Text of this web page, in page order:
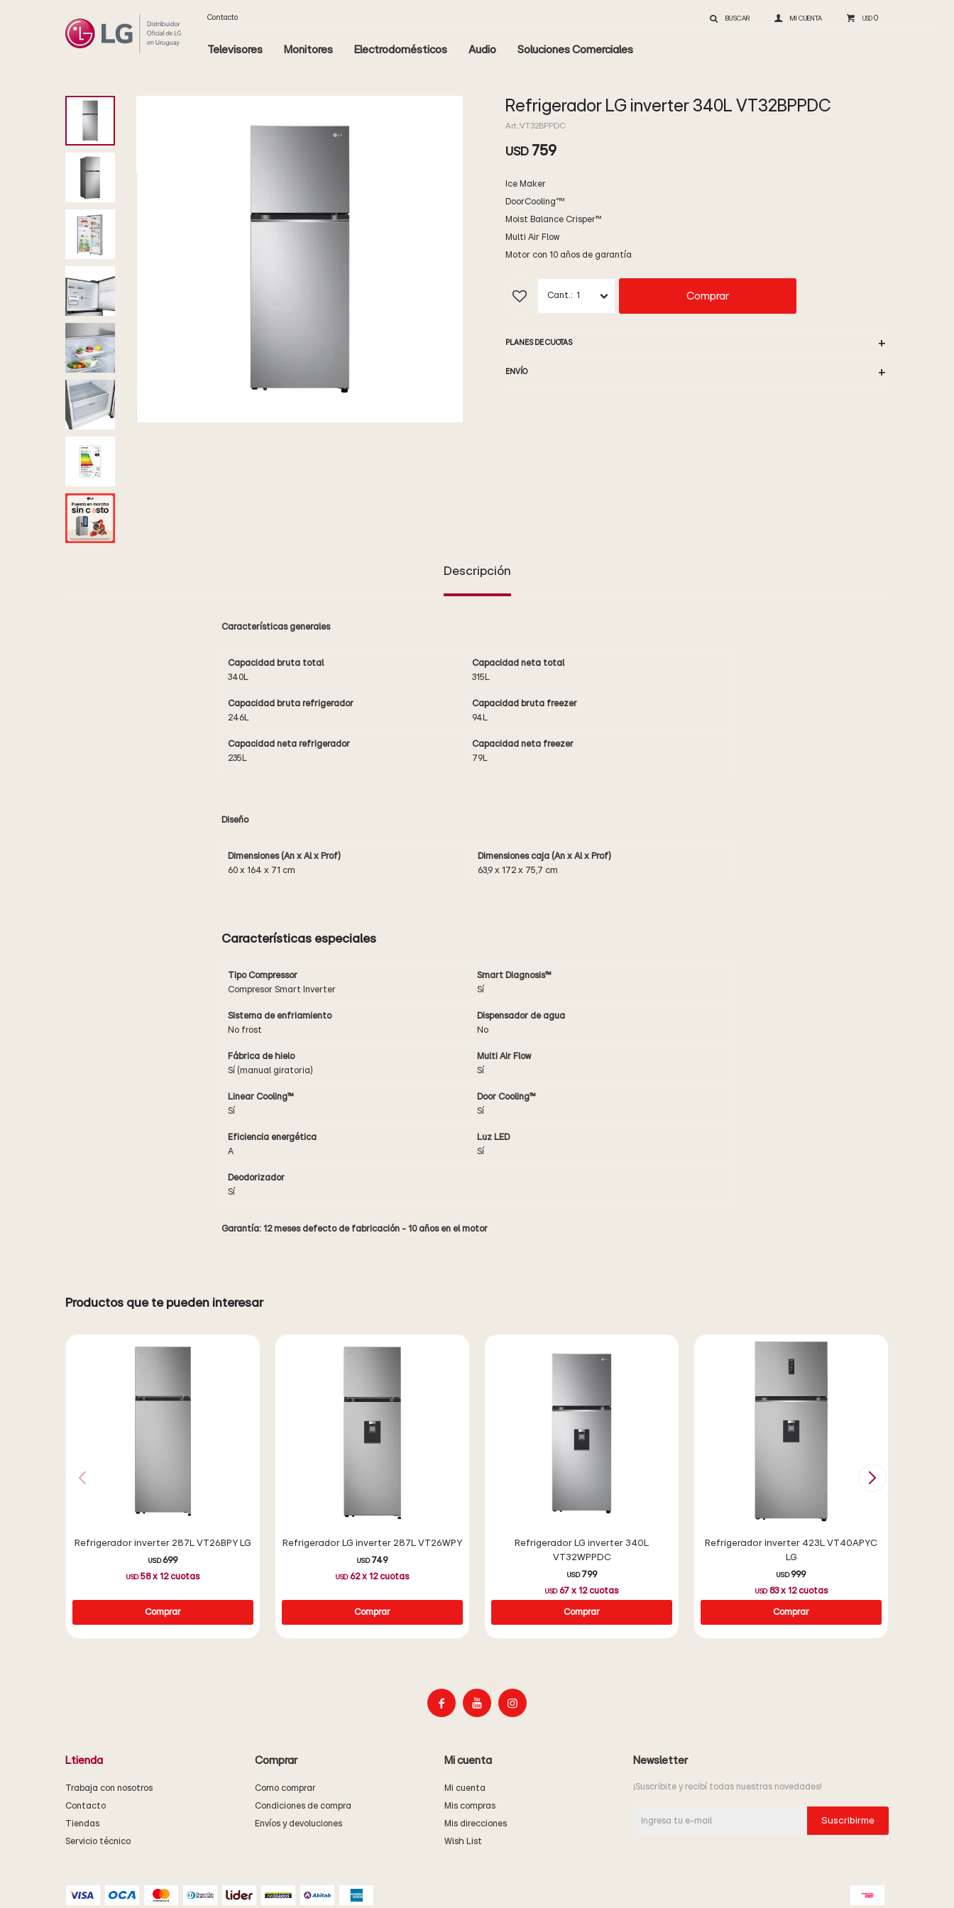
Televisores Monitores Electrodomésticos Audio Soluciones Comerciales
USD 0
Contacto
Refrigerador LG inverter 340L VT32BPPDC
VT32BPPDC
USD 759
Ice Maker
DoorCooling⁺™
Moist Balance Crisper™
Multi Air Flow
Motor con 10 años de garantía
1 Comprar
PLANES DE CUOTAS
ENVÍO
Descripción
Características generales
Capacidad bruta total
340L
Capacidad neta total
315L
Capacidad bruta refrigerador
246L
Capacidad bruta freezer
94L
Capacidad neta refrigerador
235L
Capacidad neta freezer
79L
Diseño
Dimensiones (An x Al x Prof)
60 x 164 x 71 cm
Dimensiones caja (An x Al x Prof)
63,9 x 172 x 75,7 cm
Características especiales
Tipo Compressor
Compresor Smart Inverter
Smart Diagnosis™
Sí
Sistema de enfriamiento
No frost
Dispensador de agua
No
Fábrica de hielo
Sí (manual giratoria)
Multi Air Flow
Sí
Linear Cooling™
Sí
Door Cooling™
Sí
Eficiencia energética
A
Luz LED
Sí
Deodorizador
Sí
Garantía: 12 meses defecto de fabricación - 10 años en el motor
Productos que te pueden interesar
Refrigerador inverter 287L VT26BPY LG
USD 699
USD 58x 12cuotas
Refrigerador LG inverter 287L VT26WPY
USD 749
USD 62x 12cuotas
Refrigerador LG inverter 340L
VT32WPPDC
USD 799
USD 67 x 12cuotas
Refrigerador inverter 423L VT40APYC
LG
USD 999
USD 83x 12cuotas
  
Ltienda
Trabaja con nosotros
Contacto
Tiendas
Servicio técnico
Comprar
Como comprar
Condiciones de compra
Envíos y devoluciones
Mi cuenta
Mi cuenta
Mis compras
Mis direcciones
Wish List
Newsletter
¡Suscribite y recibí todas nuestras novedades!
Suscribirme